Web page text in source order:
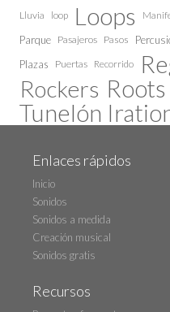
Lluvia loop Loops
Parque Pasajeros Pasos
Plazas Puertas Recorrido
Rockers Roots
Tunelón
Enlaces rápidos
Inicio
Sonidos
Sonidos a medida
Creación musical
Sonidos gratis
Recursos